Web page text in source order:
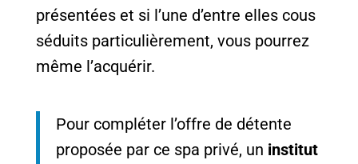
présentées et si l’une d’entre elles cous
séduits particulièrement, vous pourrez
même l’acquérir.
Pour compléter l’offre de détente
proposée par ce spa privé, un institut